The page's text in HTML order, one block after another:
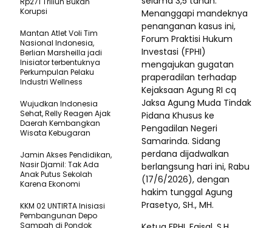
Menanggapi mandeknya
penanganan kasus ini,
Forum Praktisi Hukum
Investasi (FPHI)
mengajukan gugatan
praperadilan terhadap
Kejaksaan Agung RI cq
Jaksa Agung Muda Tindak
Pidana Khusus ke
Pengadilan Negeri
Samarinda. Sidang
perdana dijadwalkan
berlangsung hari ini, Rabu
(17/6/2026), dengan
hakim tunggal Agung
Prasetyo, SH., MH.
Korupsi
Mantan Atlet Voli Tim
Nasional Indonesia,
Berlian Marsheilla jadi
Inisiator terbentuknya
Perkumpulan Pelaku
Industri Wellness
Wujudkan Indonesia
Sehat, Relly Reagen Ajak
Daerah Kembangkan
Wisata Kebugaran
Jamin Akses Pendidikan,
Nasir Djamil: Tak Ada
Anak Putus Sekolah
Karena Ekonomi
KKM 02 UNTIRTA Inisiasi
Pembangunan Depo
Sampah di Pondok